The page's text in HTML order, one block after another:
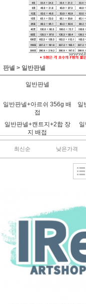
판넬 > 일반판넬
일반판넬
일반판넬+아르쉬 356g 배
접
일
일반판넬+캔트지+2합 장
지 배접
최신순 낮은가격